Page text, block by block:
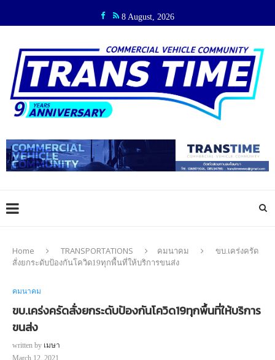
8 August, 2026
Home TRANSPORTATIONS คมนาคม
ขบ.เคร่งครัด
สั่งยกระดับป้องกันโควิด19ทุกพื้นที่ให้บริการขนส่ง
คมนาคม
ขบ.เคร่งครัดสั่งยกระดับป้องกันโควิด19ทุกพื้นที่ให้บริการ
ขนส่ง
written by เมษา